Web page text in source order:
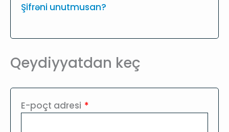
Şifrəni unutmusan?
Qeydiyyatdan keç
E-poçt adresi *